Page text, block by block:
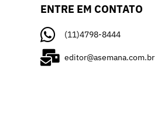
ENTRE EM CONTATO
(11)4798-8444
editor@asemana.com.br